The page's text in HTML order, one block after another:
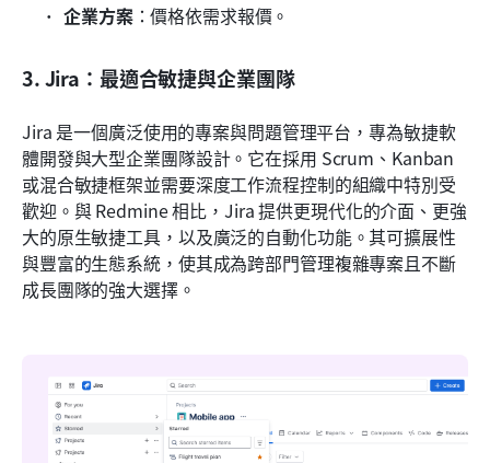
企業方案：價格依需求報價。
3. Jira：最適合敏捷與企業團隊
Jira 是一個廣泛使用的專案與問題管理平台，專為敏捷軟
體開發與大型企業團隊設計。它在採用 Scrum、Kanban
或混合敏捷框架並需要深度工作流程控制的組織中特別受
歡迎。與 Redmine 相比，Jira 提供更現代化的介面、更強
大的原生敏捷工具，以及廣泛的自動化功能。其可擴展性
與豐富的生態系統，使其成為跨部門管理複雜專案且不斷
成長團隊的強大選擇。